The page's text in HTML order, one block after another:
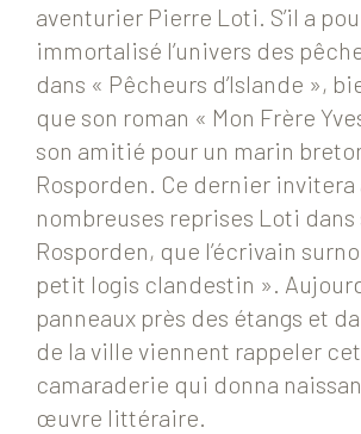
aventurier Pierre Loti. S’il a
immortalisé l’univers des
dans « Pêcheurs d’Islande »,
que son roman « Mon Frère
son amitié pour un marin
Rosporden. Ce dernier invitera
nombreuses reprises Loti dans
Rosporden, que l’écrivain
petit logis clandestin ».
panneaux près des étangs et
de la ville viennent rappeler
camaraderie qui donna
œuvre littéraire.